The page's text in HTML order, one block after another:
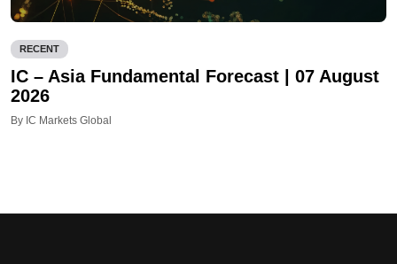
RECENT
IC – Asia Fundamental Forecast | 07 August
2026
By IC Markets Global